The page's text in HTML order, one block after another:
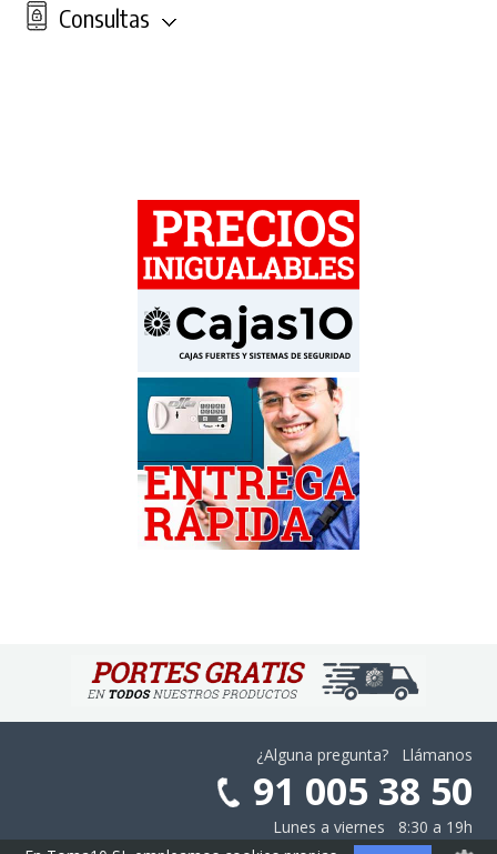
Consultas
¿Alguna pregunta? Llámanos
91 005 38 50
Lunes a viernes 8:30 a 19h